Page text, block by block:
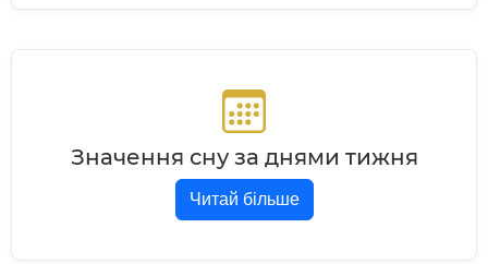
Значення сну за днями тижня
Читай більше